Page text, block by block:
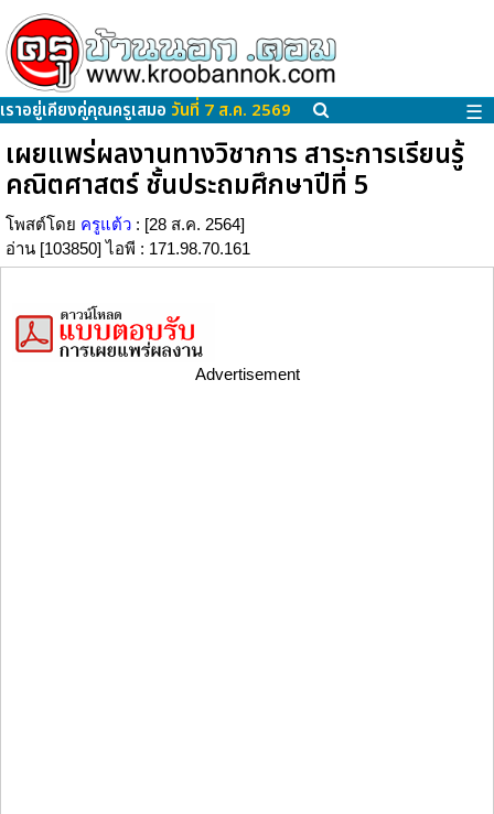
เราอยู่เคียงคู่คุณครูเสมอ วันที่ 7 ส.ค. 2569 ☰
เผยแพร่ผลงานทางวิชาการ สาระการเรียนรู้
คณิตศาสตร์ ชั้นประถมศึกษาปีที่ 5
โพสต์โดย ครูแต้ว : [28 ส.ค. 2564]
อ่าน [103850] ไอพี : 171.98.70.161
Advertisement